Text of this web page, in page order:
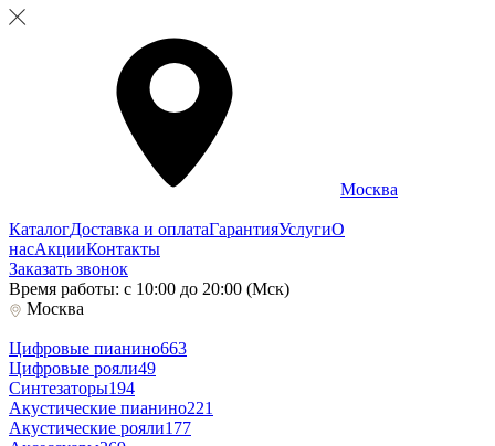
Москва
КаталогДоставка и оплатаГарантияУслугиО
насАкцииКонтакты
Заказать звонок
Время работы: с 10:00 до 20:00 (Мск)
Москва
Цифровые пианино663
Цифровые рояли49
Синтезаторы194
Акустические пианино221
Акустические рояли177